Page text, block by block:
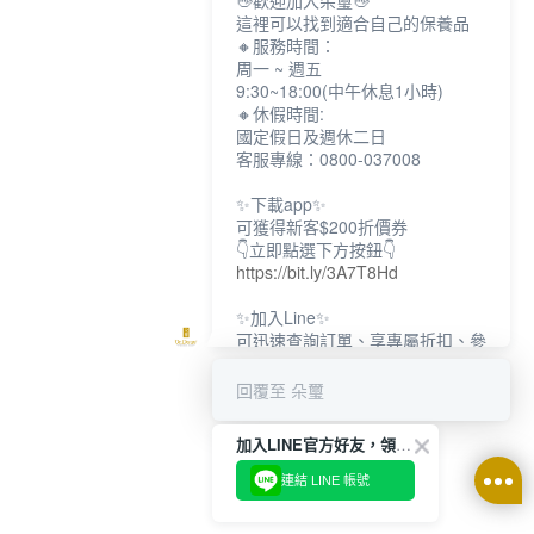
這裡可以找到適合自己的保養品
🔸服務時間：
周一 ~ 週五
9:30~18:00(中午休息1小時)
🔸休假時間:
國定假日及週休二日
客服專線：0800-037008
✨下載app✨
可獲得新客$200折價券
👇立即點選下方按鈕👇
https://bit.ly/3A7T8Hd
✨加入Line✨
可迅速查詢訂單、享專屬折扣、參
👇立即點選下方按鈕👇
✨追蹤IG✨
👇立即點選下方按鈕👇
https://bit.ly/3w8zJm1
回覆至 朵璽
加入LINE官方好友，領取$200折價券
連結 LINE 帳號